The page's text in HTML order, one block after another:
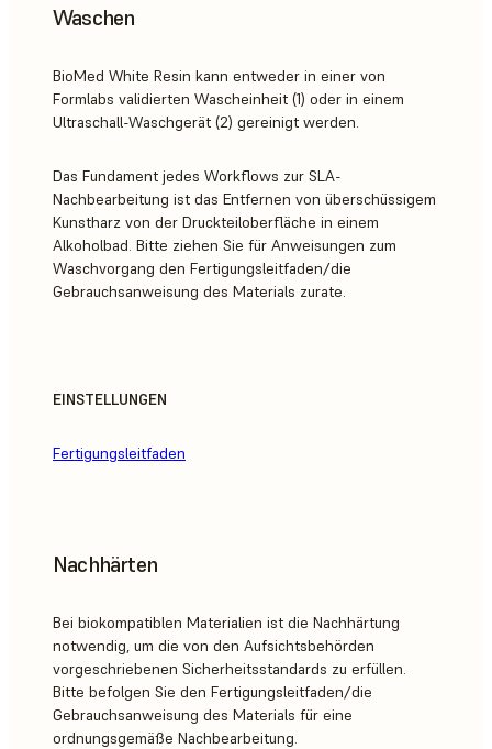
Waschen
BioMed White Resin kann entweder in einer von
Formlabs validierten Wascheinheit (1) oder in einem
Ultraschall-Waschgerät (2) gereinigt werden.
Das Fundament jedes Workflows zur SLA-
Nachbearbeitung ist das Entfernen von überschüssigem
Kunstharz von der Druckteiloberfläche in einem
Alkoholbad. Bitte ziehen Sie für Anweisungen zum
Waschvorgang den Fertigungsleitfaden/die
Gebrauchsanweisung des Materials zurate.
EINSTELLUNGEN
Fertigungsleitfaden
Nachhärten
Bei biokompatiblen Materialien ist die Nachhärtung
notwendig, um die von den Aufsichtsbehörden
vorgeschriebenen Sicherheitsstandards zu erfüllen.
Bitte befolgen Sie den Fertigungsleitfaden/die
Gebrauchsanweisung des Materials für eine
ordnungsgemäße Nachbearbeitung.